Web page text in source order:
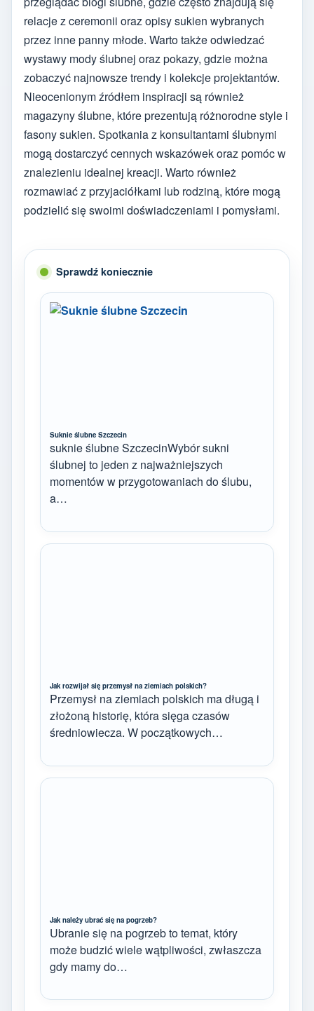
relacje z ceremonii oraz opisy sukien wybranych
przez inne panny młode. Warto także odwiedzać
wystawy mody ślubnej oraz pokazy, gdzie można
zobaczyć najnowsze trendy i kolekcje projektantów.
Nieocenionym źródłem inspiracji są również
magazyny ślubne, które prezentują różnorodne style i
fasony sukien. Spotkania z konsultantami ślubnymi
mogą dostarczyć cennych wskazówek oraz pomóc w
znalezieniu idealnej kreacji. Warto również
rozmawiać z przyjaciółkami lub rodziną, które mogą
podzielić się swoimi doświadczeniami i pomysłami.
Sprawdź koniecznie
Suknie ślubne Szczecin
suknie ślubne SzczecinWybór sukni
ślubnej to jeden z najważniejszych
momentów w przygotowaniach do ślubu,
a…
Jak rozwijał się przemysł na ziemiach polskich?
Przemysł na ziemiach polskich ma długą i
złożoną historię, która sięga czasów
średniowiecza. W początkowych…
Jak należy ubrać się na pogrzeb?
Ubranie się na pogrzeb to temat, który
może budzić wiele wątpliwości, zwłaszcza
gdy mamy do…